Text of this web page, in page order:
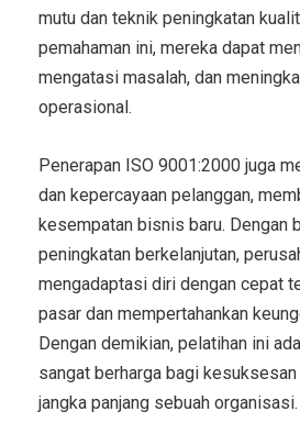
mutu dan teknik peningkatan
pemahaman ini, mereka dapat
mengatasi masalah, dan
operasional.
Penerapan ISO 9001:2000 juga
dan kepercayaan pelanggan,
kesempatan bisnis baru. Dengan
peningkatan berkelanjutan,
mengadaptasi diri dengan cepat
pasar dan mempertahankan
Dengan demikian, pelatihan ini
sangat berharga bagi
jangka panjang sebuah organisasi.